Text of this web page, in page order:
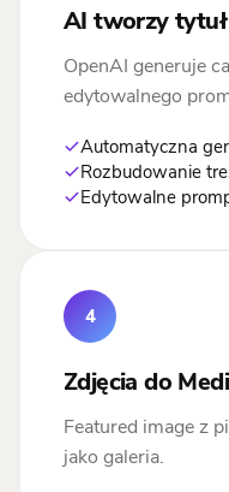
AI tworzy
OpenAI generuje
edytowalnego
Automatyczna
Rozbudowanie
Edytowalne
4
Zdjęcia do
Featured image z
jako galeria.